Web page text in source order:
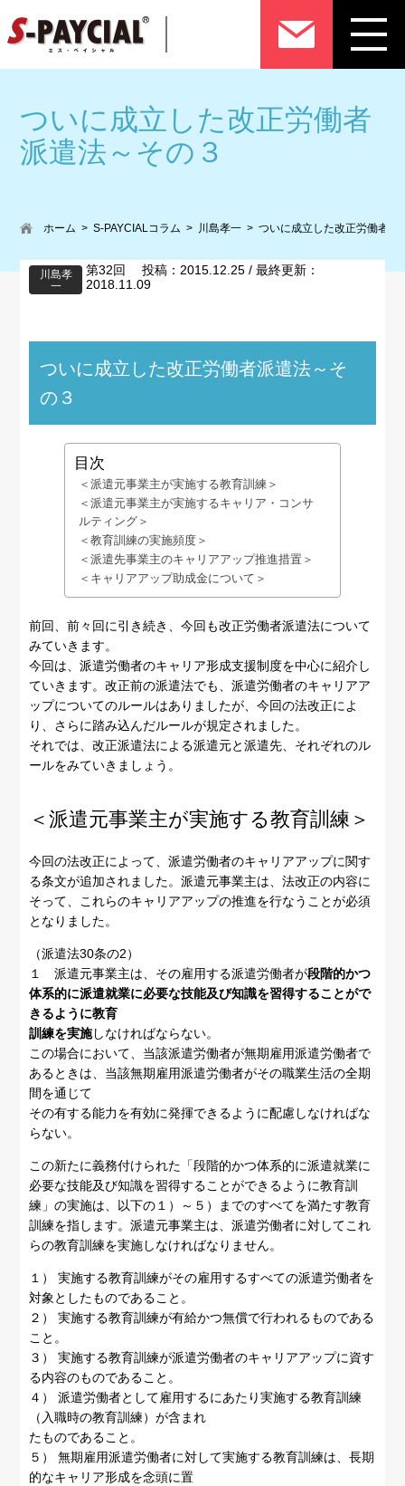
ついに成立した改正労働者
派遣法～その３
ホーム S-PAYCIALコラム 川島孝一 ついに成立した改正労働者派
川島孝
一
第32回 投稿：2015.12.25 / 最終更新：
2018.11.09
ついに成立した改正労働者派遣法～そ
の３
目次
＜派遣元事業主が実施する教育訓練＞
＜派遣元事業主が実施するキャリア・コンサ
ルティング＞
＜教育訓練の実施頻度＞
＜派遣先事業主のキャリアアップ推進措置＞
＜キャリアアップ助成金について＞
前回、前々回に引き続き、今回も改正労働者派遣法について
みていきます。
今回は、派遣労働者のキャリア形成支援制度を中心に紹介し
ていきます。改正前の派遣法でも、派遣労働者のキャリアア
ップについてのルールはありましたが、今回の法改正によ
り、さらに踏み込んだルールが規定されました。
それでは、改正派遣法による派遣元と派遣先、それぞれのル
ールをみていきましょう。
＜派遣元事業主が実施する教育訓練＞
今回の法改正によって、派遣労働者のキャリアアップに関す
る条文が追加されました。派遣元事業主は、法改正の内容に
そって、これらのキャリアアップの推進を行なうことが必須
となりました。
（派遣法30条の2）
１ 派遣元事業主は、その雇用する派遣労働者が段階的かつ
体系的に派遣就業に必要な技能及び知識を習得することがで
きるように教育
訓練を実施しなければならない。
この場合において、当該派遣労働者が無期雇用派遣労働者で
あるときは、当該無期雇用派遣労働者がその職業生活の全期
間を通じて
その有する能力を有効に発揮できるように配慮しなければな
らない。
この新たに義務付けられた「段階的かつ体系的に派遣就業に
必要な技能及び知識を習得することができるように教育訓
練」の実施は、以下の１）～５）までのすべてを満たす教育
訓練を指します。派遣元事業主は、派遣労働者に対してこれ
らの教育訓練を実施しなければなりません。
１） 実施する教育訓練がその雇用するすべての派遣労働者を
対象としたものであること。
２） 実施する教育訓練が有給かつ無償で行われるものである
こと。
３） 実施する教育訓練が派遣労働者のキャリアアップに資す
る内容のものであること。
４） 派遣労働者として雇用するにあたり実施する教育訓練
（入職時の教育訓練）が含まれ
たものであること。
５） 無期雇用派遣労働者に対して実施する教育訓練は、長期
的なキャリア形成を念頭に置